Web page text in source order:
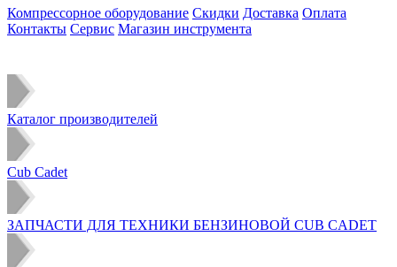
Компрессорное оборудование Скидки Доставка Оплата
Контакты Сервис Магазин инструмента
Каталог производителей
Cub Cadet
ЗАПЧАСТИ ДЛЯ ТЕХНИКИ БЕНЗИНОВОЙ CUB CADET